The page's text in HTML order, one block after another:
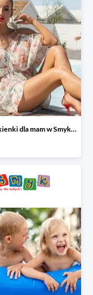
Letnie sukienki dla mam w Smyku do -25%